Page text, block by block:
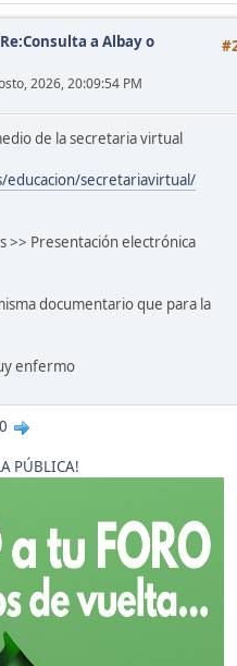
Re:Consulta a Albay o
2026, 20:09:54 PM
de la secretaria virtual
educacion/secretariavirtual/
>> Presentación electrónica
documentario que para la
enfermo
PÚBLICA!